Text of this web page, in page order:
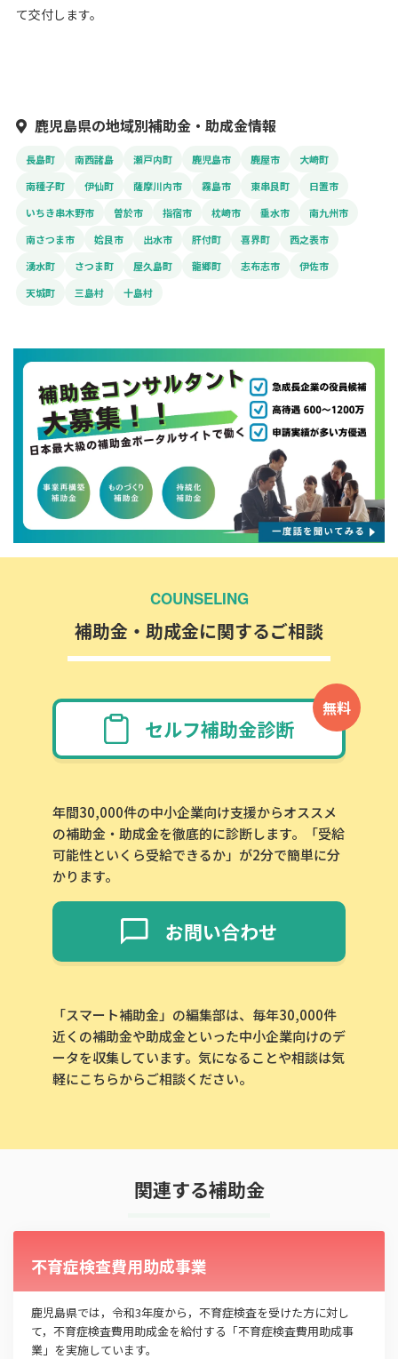
て交付します。
鹿児島県の地域別補助金・助成金情報
長島町 南西諸島 瀬戸内町 鹿児島市 鹿屋市
大崎町
南種子町
伊仙町 薩摩川内市 霧島市 東串良町
日置市
いちき串木野市
曽於市 指宿市 枕崎市 垂水市
南九州市
南さつま市
姶良市 出水市 肝付町 喜界町
西之表市
湧水町
さつま町 屋久島町 龍郷町 志布志市
伊佐市
天城町
三島村 十島村
COUNSELING
補助金・助成金に関するご相談
無料
セルフ補助金診断
年間30,000件の中小企業向け支援からオススメ
の補助金・助成金を徹底的に診断します。「受給
可能性といくら受給できるか」が2分で簡単に分
かります。
お問い合わせ
「スマート補助金」の編集部は、毎年30,000件
近くの補助金や助成金といった中小企業向けのデ
ータを収集しています。気になることや相談は気
軽にこちらからご相談ください。
関連する補助金
不育症検査費用助成事業
鹿児島県では，令和3年度から，不育症検査を受けた方に対し
て，不育症検査費用助成金を給付する「不育症検査費用助成事
業」を実施しています。